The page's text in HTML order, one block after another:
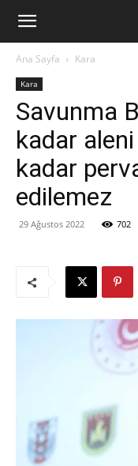
Ana Sayfa Kara
Kara
Savunma
kadar aleni
kadar
edilemez
29 Ağustos 2022 702